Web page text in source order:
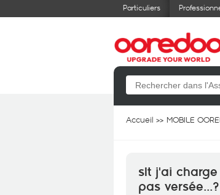
Particuliers
Accueil MOBILE
slt j'ai
pas versée...?